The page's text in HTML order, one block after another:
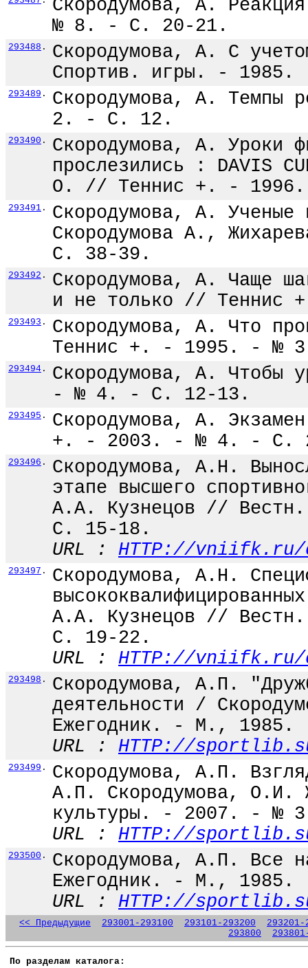
Скородумова, А.
№ 8. - С. 20-21.
293488 .
Скородумова, А. С
Спортив. игры. -
293489 .
Скородумова, А.
2. - С. 12.
293490 .
Скородумова, А. Уроки
прослезились : DAVIS
О. // Теннис +. -
293491 .
Скородумова, А. Ученые
Скородумова А.,
С. 38-39.
293492 .
Скородумова, А. Чаще
и не только //
293493 .
Скородумова, А. Что
Теннис +. - 1995. - №
293494 .
Скородумова, А. Чтобы
- № 4. - С. 12-13.
293495 .
Скородумова, А.
+. - 2003. - № 4. - С.
293496 .
Скородумова, А.Н.
этапе высшего
А.А. Кузнецов //
С. 15-18.
URL : HTTP://vniifk.ru/
293497 .
Скородумова, А.Н.
А.А. Кузнецов //
С. 19-22.
URL : HTTP://vniifk.ru/
293498 .
Скородумова, А.П.
деятельности /
Ежегодник. - М.,
URL : HTTP://
293499 .
Скородумова, А.П.
А.П. Скородумова, О.И.
культуры. - 2007. - №
URL : HTTP://
293500 .
Скородумова, А.П. Все
Ежегодник. - М.,
URL : HTTP://
<< Предыдущие 293001-293100 293101-293200
293201-
293800
По разделам каталога: